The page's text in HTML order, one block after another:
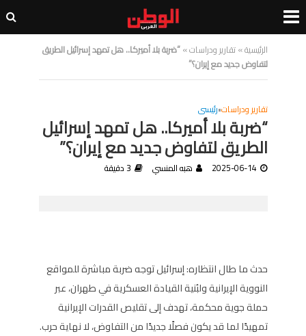
الرئيسية»تقارير ودراسات»“ضربة بلا أميركا.. هل تمهد إسرائيل الطريق
لتفاوض جديد مع إيران؟”
تقارير ودراسات•رئيسى
“ضربة بلا أميركا.. هل تمهد إسرائيل
الطريق لتفاوض جديد مع إيران؟”
2025-06-14 هبه المنسي 3 دقيقة
حدث ما طال انتظاره: إسرائيل توجه ضربة مباشرة للمواقع
النووية الإيرانية ولبُنية القيادة العسكرية في طهران، عبر
حملة جوية محكمة، تهدف إلى تقليص القدرات الإيرانية
تمهيدًا لما قد يكون فصلًا جديدًا من التفاوض، لا نهاية حرب.